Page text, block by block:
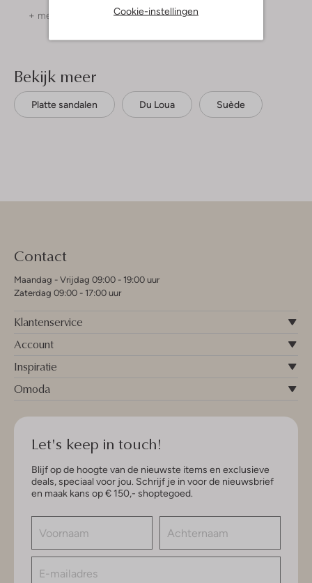
Cookie-instellingen
+ meer kleuren
Bekijk meer
Platte sandalen Du Loua Suède
Contact
Maandag - Vrijdag 09:00 - 19:00 uur
Zaterdag 09:00 - 17:00 uur
Klantenservice
Account
Inspiratie
Omoda
Let's keep in touch!
Blijf op de hoogte van de nieuwste items en exclusieve
deals, speciaal voor jou. Schrijf je in voor de nieuwsbrief
en maak kans op € 150,- shoptegoed.